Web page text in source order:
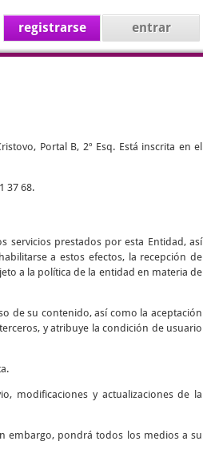
registrarse entrar
Portal B, 2º Esq. Está inscrita en el
37 68.
servicios prestados por esta Entidad, así
a estos efectos, la recepción de
a la política de la entidad en materia de
de su contenido, así como la aceptación
y atribuye la condición de usuario
modificaciones y actualizaciones de la
embargo, pondrá todos los medios a su